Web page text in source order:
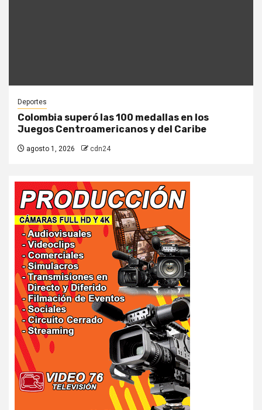
Deportes
Colombia superó las 100 medallas en los
Juegos Centroamericanos y del Caribe
agosto 1, 2026 cdn24